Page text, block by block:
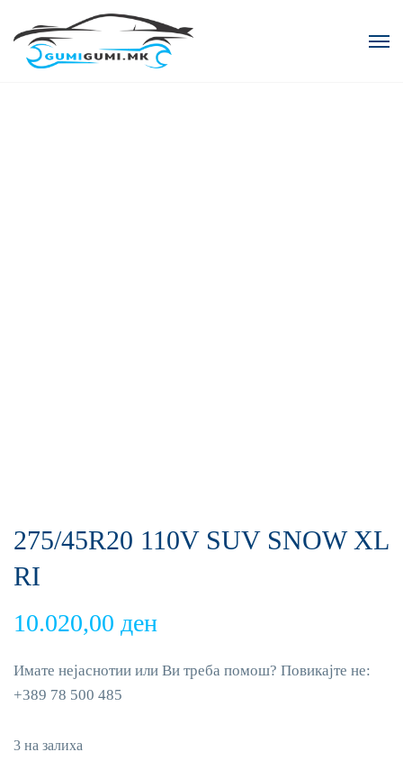
275/45R20 110V SUV SNOW XL
RI
10.020,00 ден
Имате нејаснотии или Ви треба помош? Повикајте не:
+389 78 500 485
3 на залиха